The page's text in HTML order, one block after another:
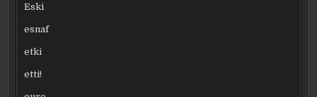
Eski
esnaf
etki
etti!